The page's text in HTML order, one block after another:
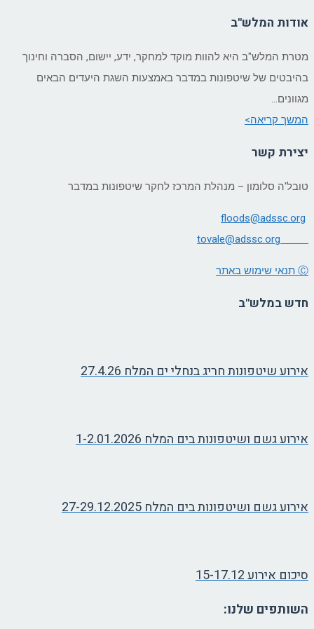
אודות המלש"ב
מטרת המלש"ב היא להוות מוקד למחקר, ידע, יישום, הסברה וחינוך
בהיבטים של שיטפונות במדבר באמצעות השגת היעדים הבאים
מגוונים…
המשך קריאה>
יצירת קשר
טובל'ה סלומון – מנהלת המרכז לחקר שיטפונות במדבר
floods@adssc.org
tovale@adssc.org
Ⓒ תנאי שימוש באתר
חדש במלש"ב
אירוע שיטפונות חריג בנחלי ים המלח 27.4.26
אירוע גשם ושיטפונות בים המלח 1-2.01.2026
אירוע גשם ושיטפונות בים המלח 27-29.12.2025
סיכום אירוע 15-17.12
השותפים שלנו: